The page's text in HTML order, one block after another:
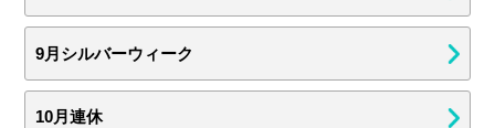
9月シルバーウィーク
10月連休